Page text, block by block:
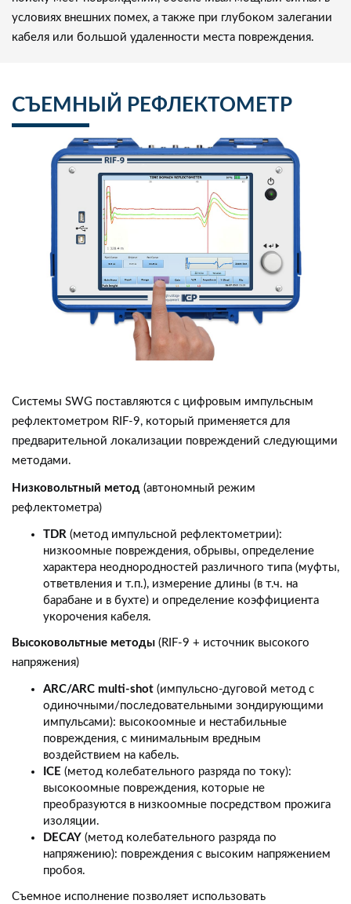
условиях внешних помех, а также при глубоком залегании
кабеля или большой удаленности места повреждения.
СЪЕМНЫЙ РЕФЛЕКТОМЕТР
Системы SWG поставляются с цифровым импульсным
рефлектометром RIF-9, который применяется для
предварительной локализации повреждений следующими
методами.
Низковольтный метод (автономный режим
рефлектометра)
TDR (метод импульсной рефлектометрии):
низкоомные повреждения, обрывы, определение
характера неоднородностей различного типа (муфты,
ответвления и т.п.), измерение длины (в т.ч. на
барабане и в бухте) и определение коэффициента
укорочения кабеля.
Высоковольтные методы (RIF-9 + источник высокого
напряжения)
ARC/ARC multi-shot (импульсно-дуговой метод с
одиночными/последовательными зондирующими
импульсами): высокоомные и нестабильные
повреждения, с минимальным вредным
воздействием на кабель.
ICE (метод колебательного разряда по току):
высокоомные повреждения, которые не
преобразуются в низкоомные посредством прожига
изоляции.
DECAY (метод колебательного разряда по
напряжению): повреждения с высоким напряжением
пробоя.
Съемное исполнение позволяет использовать